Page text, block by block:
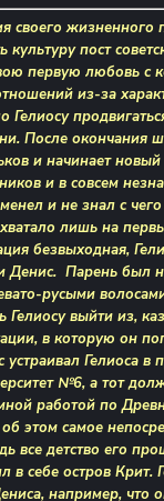
своего жизненного
культуру пост
первую любовь с
из-за
Гелиосу
После окончания
и начинает
и в совсем
и не знал с
лишь на
безвыходная,
Денис. Парень был
русыми
Гелиосу выйти из,
в которую он
Гелиоса в
№6, а тот
работой по
этом самое
все детство его
в себе остров Крит.
например, что